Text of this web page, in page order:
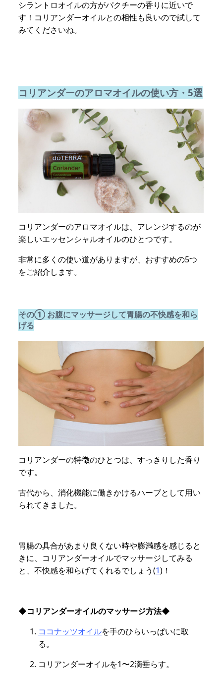
シラントロオイルの方がパクチーの香りに近いで
す！コリアンダーオイルとの相性も良いので試して
みてくださいね。
コリアンダーのアロマオイルの使い方・5選
コリアンダーのアロマオイルは、アレンジするのが
楽しいエッセンシャルオイルのひとつです。
非常に多くの使い道がありますが、おすすめの5つ
をご紹介します。
その① お腹にマッサージして胃腸の不快感を和ら
げる
コリアンダーの特徴のひとつは、すっきりした香り
です。
古代から、消化機能に働きかけるハーブとして用い
られてきました。
胃腸の具合があまり良くない時や膨満感を感じると
きに、コリアンダーオイルでマッサージしてみる
と、不快感を和らげてくれるでしょう(1)！
◆コリアンダーオイルのマッサージ方法◆
ココナッツオイルを手のひらいっぱいに取
る。
コリアンダーオイルを1〜2滴垂らす。